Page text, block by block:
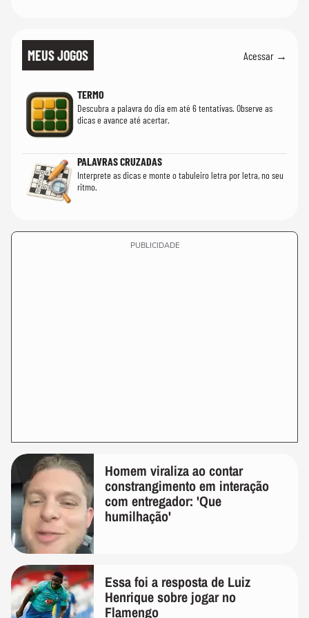
MEUS JOGOS Acessar →
TERMO
Descubra a palavra do dia em até 6 tentativas. Observe as
dicas e avance até acertar.
PALAVRAS CRUZADAS
Interprete as dicas e monte o tabuleiro letra por letra, no seu
ritmo.
PUBLICIDADE
Homem viraliza ao contar
constrangimento em interação
com entregador: 'Que
humilhação'
Essa foi a resposta de Luiz
Henrique sobre jogar no
Flamengo